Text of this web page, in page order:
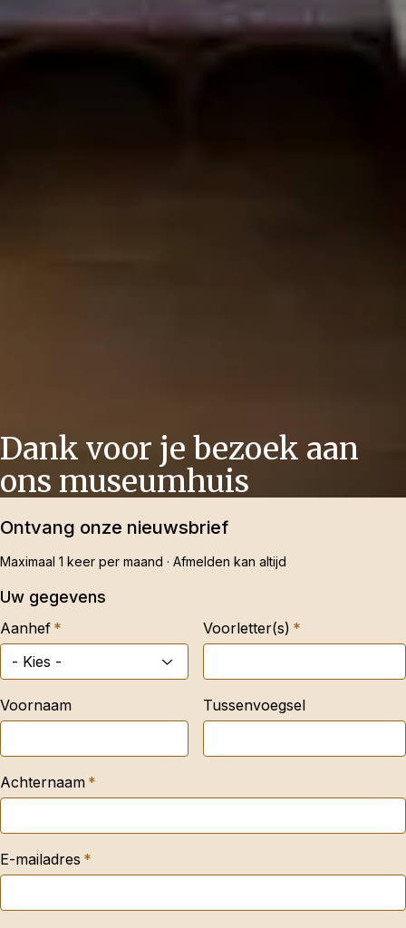
Dank voor je bezoek aan
ons museumhuis
Ontvang onze nieuwsbrief
Maximaal 1 keer per maand · Afmelden kan altijd
Uw gegevens
Aanhef Voorletter(s)
Voornaam Tussenvoegsel
Achternaam
E-mailadres